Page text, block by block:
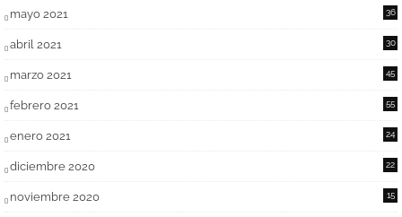
mayo 2021 36
abril 2021 30
marzo 2021 45
febrero 2021 55
enero 2021 24
diciembre 2020 22
noviembre 2020 15